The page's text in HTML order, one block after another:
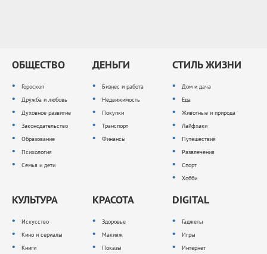
ОБЩЕСТВО
Гороскоп
Дружба и любовь
Духовное развитие
Законодательство
Образование
Психология
Семья и дети
ДЕНЬГИ
Бизнес и работа
Недвижимость
Покупки
Транспорт
Финансы
СТИЛЬ ЖИЗНИ
Дом и дача
Еда
Животные и природа
Лайфхаки
Путешествия
Развлечения
Спорт
Хобби
КУЛЬТУРА
Искусство
Кино и сериалы
Книги
КРАСОТА
Здоровье
Макияж
Показы
DIGITAL
Гаджеты
Игры
Интернет